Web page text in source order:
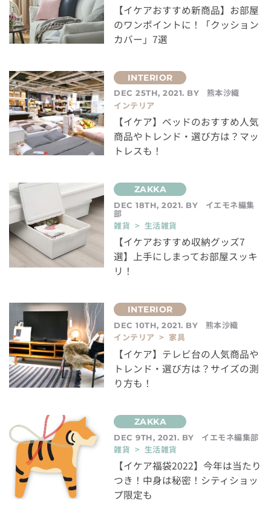
【イケアおすすめ新商品】お部屋
のワンポイントに！「クッション
カバー」7選
DEC 25TH, 2021. BY
熊本沙織
インテリア
【イケア】ベッドのおすすめ人気
商品やトレンド・選び方は？マッ
トレスも！
DEC 18TH, 2021. BY イエモネ編集
部
雑貨 > 生活雑貨
【イケアおすすめ収納グッズ7
選】上手にしまってお部屋スッキ
リ！
DEC 10TH, 2021. BY
熊本沙織
インテリア > 家具
【イケア】テレビ台の人気商品や
トレンド・選び方は？サイズの測
り方も！
DEC 9TH, 2021. BY
イエモネ編集部
雑貨 > 生活雑貨
【イケア福袋2022】今年は当たり
つき！中身は秘密！シティショッ
プ限定も